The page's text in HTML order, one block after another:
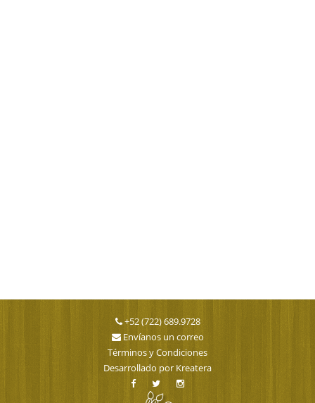
+52 (722) 689.9728
Envíanos un correo
Términos y Condiciones
Desarrollado por Kreatera